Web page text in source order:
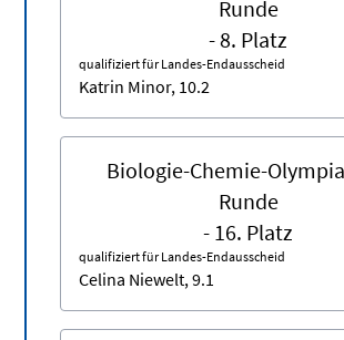
Runde
- 8. Platz
qualifiziert für Landes-Endausscheid
Katrin Minor, 10.2
Biologie-Chemie-
Runde
- 16. Platz
qualifiziert für Landes-Endausscheid
Celina Niewelt, 9.1